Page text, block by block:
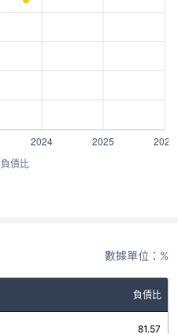
負債比
數據單位：%
負債比
81.57